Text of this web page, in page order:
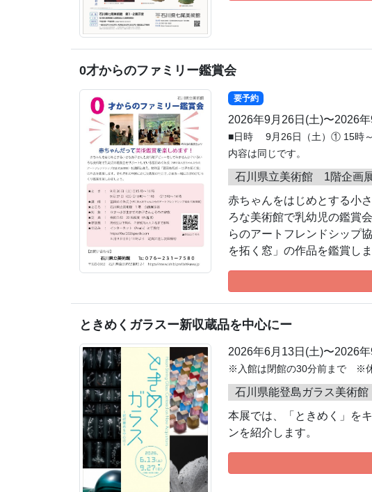
0才からのファミリー鑑賞会
要予約
2026年9月26日(土)〜2026
■日時 9月26日（土）① 15時
内容は同じです。
石川県立美術館 1階企画
赤ちゃんをはじめとする小
ろな美術館で乳幼児の鑑賞
らのアートフレンドシップ
を拓く窓」の作品を鑑賞しま
ときめくガラスー新収蔵品を中心にー
2026年6月13日(土)〜2026
※入館は閉館の30分前まで ※
石川県能登島ガラス美術
本展では、「ときめく」を
ンを紹介します。